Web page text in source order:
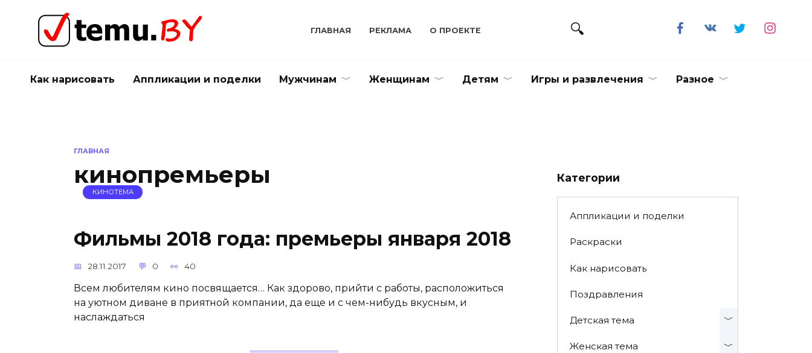
содержанию
ГЛАВНАЯ РЕКЛАМА О ПРОЕКТЕ
Как нарисовать Аппликации и поделки Мужчинам Женщинам Детям Игры и развлечения Разное
ГЛАВНАЯ
кинопремьеры
КИНОТЕМА
Фильмы 2018 года: премьеры января 2018
28.11.2017 0 40
Всем любителям кино посвящается… Как здорово, прийти с работы, расположиться
на уютном диване в приятной компании, да еще и с чем-нибудь вкусным, и
наслаждаться
Категории
Аппликации и поделки
Раскраски
Как нарисовать
Поздравления
Детская тема
Женская тема